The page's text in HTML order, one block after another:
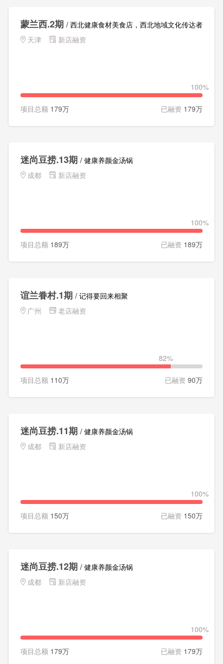
蒙兰西.2期 / 西北健康食材美食店，西北地域文化传达者
天津
新店融资
100%
项目总额 179万 已融资 179万
迷尚豆捞.13期 / 健康养颜金汤锅
成都
新店融资
100%
项目总额 189万 已融资 189万
谊兰眷村.1期 / 记得要回来相聚
广州
老店融资
82%
项目总额 110万 已融资 90万
迷尚豆捞.11期 / 健康养颜金汤锅
成都
新店融资
100%
项目总额 150万 已融资 150万
迷尚豆捞.12期 / 健康养颜金汤锅
成都
新店融资
100%
项目总额 179万 已融资 179万